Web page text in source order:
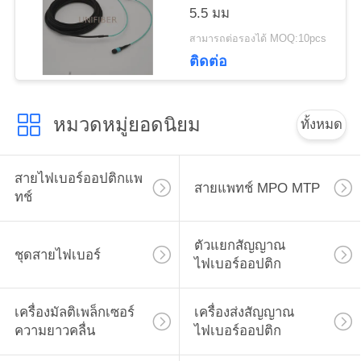
เว็บไซต์
PRIVACY
POLICY
5.5 มม
สามารถต่อรองได้ MOQ:10pcs
ติดต่อ
หมวดหมู่ยอดนิยม ทั้งหมด
สายไฟเบอร์ออปติกแพ
ทช์
สายแพทช์ MPO MTP
ชุดสายไฟเบอร์
ตัวแยกสัญญาณ
ไฟเบอร์ออปติก
เครื่องมัลติเพล็กเซอร์
ความยาวคลื่น
เครื่องส่งสัญญาณ
ไฟเบอร์ออปติก